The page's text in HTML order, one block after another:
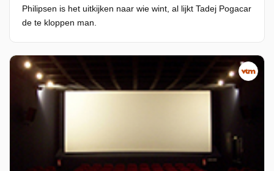
Philipsen is het uitkijken naar wie wint, al lijkt Tadej Pogacar
de te kloppen man.